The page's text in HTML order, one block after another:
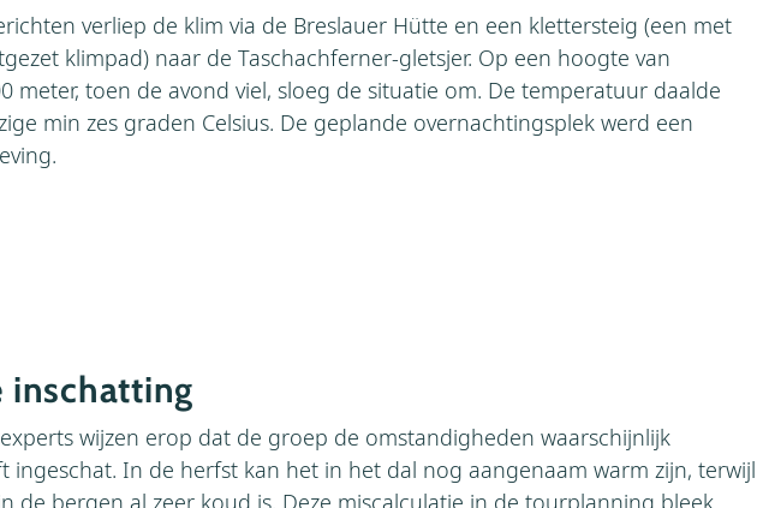
verliep de klim via de Breslauer Hütte en een klettersteig (een met
klimpad) naar de Taschachferner-gletsjer. Op een hoogte van
meter, toen de avond viel, sloeg de situatie om. De temperatuur daalde
min zes graden Celsius. De geplande overnachtingsplek werd een
inschatting
wijzen erop dat de groep de omstandigheden waarschijnlijk
ingeschat. In de herfst kan het in het dal nog aangenaam warm zijn, terwijl
de bergen al zeer koud is. Deze miscalculatie in de tourplanning bleek